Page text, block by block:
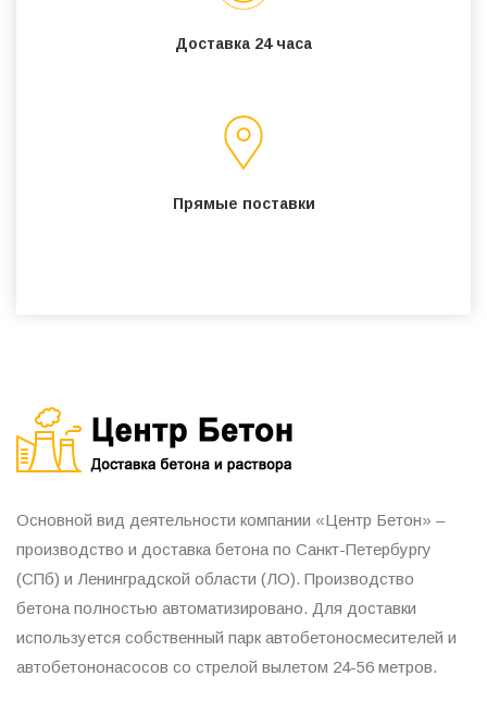
Доставка 24 часа
Прямые поставки
Основной вид деятельности компании «Центр Бетон» –
производство и доставка бетона по Санкт-Петербургу
(СПб) и Ленинградской области (ЛО). Производство
бетона полностью автоматизировано. Для доставки
используется собственный парк автобетоносмесителей и
автобетононасосов со стрелой вылетом 24-56 метров.